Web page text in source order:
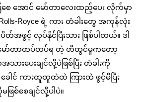
ေ အောင် မော်တာလေးထည့်ပေး လိုက်မှာ
Royce ရဲ့ ကား တံခါးတွေ အကုန်လုံး
င့် လုပ်နိုင်ပြီးသား ဖြစ်ပါတယ်။ ဒါ
မော်တာထပ်တပ်ရ တဲ့ တီထွင်မှုကတော့
ားပေးချင်လို့ပဲဖြစ်ပြီး တံခါးကို
င် ကားထူထူထဲထဲ ကြားထဲ ဖွင့်မိပြီး
ြစ်စေချင်လို့ပါပဲ။